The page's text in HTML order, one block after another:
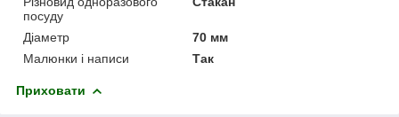
посуду
Діаметр
70 мм
Малюнки і написи
Так
Приховати